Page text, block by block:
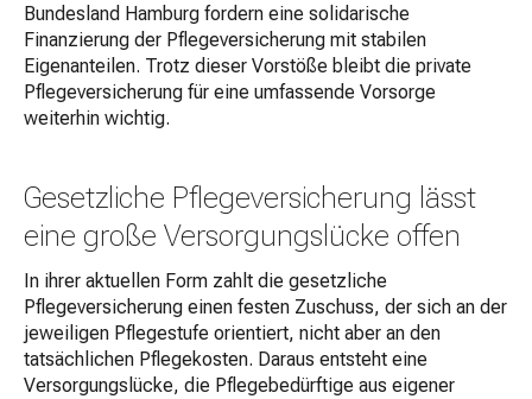
Bundesland Hamburg fordern eine solidarische
Finanzierung der Pflegeversicherung mit stabilen
Eigenanteilen. Trotz dieser Vorstöße bleibt die private
Pflegeversicherung für eine umfassende Vorsorge
weiterhin wichtig.
Gesetzliche Pflegeversicherung lässt
eine große Versorgungslücke offen
In ihrer aktuellen Form zahlt die gesetzliche
Pflegeversicherung einen festen Zuschuss, der sich an der
jeweiligen Pflegestufe orientiert, nicht aber an den
tatsächlichen Pflegekosten. Daraus entsteht eine
Versorgungslücke, die Pflegebedürftige aus eigener